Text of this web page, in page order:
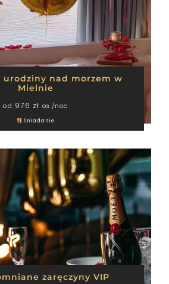
urodziny nad morzem w
Mielnie
od 976 zł os./noc
Śniadanie
zaręczyny VIP